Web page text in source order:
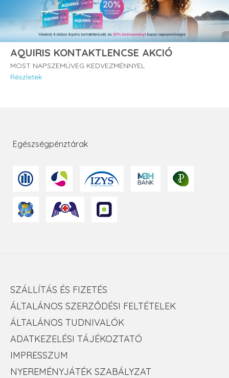
AQUIRIS KONTAKTLENCSE AKCIÓ
MOST NAPSZEMÜVEG KEDVEZMÉNNYEL
Részletek
Egészségpénztárak
SZÁLLÍTÁS ÉS FIZETÉS
ÁLTALÁNOS SZERZŐDÉSI FELTÉTELEK
ÁLTALÁNOS TUDNIVALÓK
ADATKEZELÉSI TÁJÉKOZTATÓ
IMPRESSZUM
NYEREMÉNYJÁTÉK SZABÁLYZAT